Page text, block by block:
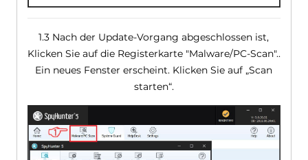
1.3 Nach der Update-Vorgang abgeschlossen ist,
Klicken Sie auf die Registerkarte "Malware/PC-Scan"..
Ein neues Fenster erscheint. Klicken Sie auf „Scan
starten“.